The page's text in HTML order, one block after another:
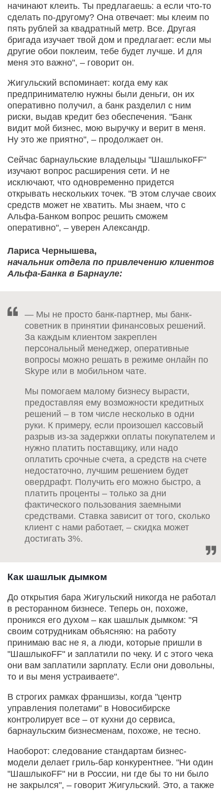
начинают клеить. Ты предлагаешь: а если что-то
сделать по-другому? Она отвечает: мы клеим по
пять рублей за квадратный метр. Все. Другая
бригада изучает твой дом и предлагает: если мы
другие обои поклеим, тебе будет лучше. И для
меня это важно", – говорит он.
Жигульский вспоминает: когда ему как
предпринимателю нужны были деньги, он их
оперативно получил, а банк разделил с ним
риски, выдав кредит без обеспечения. "Банк
видит мой бизнес, мою выручку и верит в меня.
Ну это же приятно", – продолжает он.
Сейчас барнаульские владельцы "ШашлыкоFF"
изучают вопрос расширения сети. И не
исключают, что одновременно придется
открывать нескольких точек. "В этом случае своих
средств может не хватить. Мы знаем, что с
Альфа-Банком вопрос решить сможем
оперативно", – уверен Александр.
Лариса Чернышева,
начальник отдела по привлечению клиентов
Альфа-Банка в Барнауле:
— Мы не просто банк-партнер, мы банк-
советник в принятии финансовых решений.
За каждым клиентом закреплен
персональный менеджер, оперативные
вопросы можно решать в режиме онлайн по
Skype или в мобильном чате.
Мы помогаем малому бизнесу вырасти,
предоставляя ему возможности кредитных
решений – в том числе несколько в одни
руки. К примеру, если произошел кассовый
разрыв из-за задержки оплаты покупателем и
нужно платить поставщику, или надо
оплатить срочные счета, а средств на счете
недостаточно, лучшим решением будет
овердрафт. Получить его можно быстро, а
платить проценты – только за дни
фактического пользования заемными
средствами. Ставка зависит от того, сколько
клиент с нами работает, – скидка может
достигать 3%.
Как шашлык дымком
До открытия бара Жигульский никогда не работал
в ресторанном бизнесе. Теперь он, похоже,
проникся его духом – как шашлык дымком: "Я
своим сотрудникам объясняю: на работу
принимаю вас не я, а люди, которые пришли в
"ШашлыкоFF" и заплатили по чеку. И с этого чека
они вам заплатили зарплату. Если они довольны,
то и вы меня устраиваете".
В строгих рамках франшизы, когда "центр
управления полетами" в Новосибирске
контролирует все – от кухни до сервиса,
барнаульским бизнесменам, похоже, не тесно.
Наоборот: следование стандартам бизнес-
модели делает гриль-бар конкурентнее. "Ни один
"ШашлыкоFF" ни в России, ни где бы то ни было
не закрылся", – говорит Жигульский. Это, а также